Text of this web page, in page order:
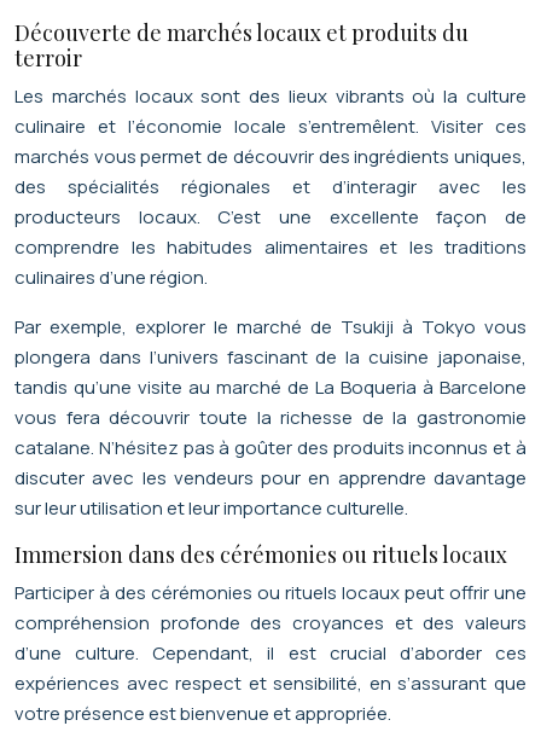
Découverte de marchés locaux et produits du
terroir
Les marchés locaux sont des lieux vibrants où la culture
culinaire et l’économie locale s’entremêlent. Visiter ces
marchés vous permet de découvrir des ingrédients uniques,
des spécialités régionales et d’interagir avec les
producteurs locaux. C’est une excellente façon de
comprendre les habitudes alimentaires et les traditions
culinaires d’une région.
Par exemple, explorer le marché de Tsukiji à Tokyo vous
plongera dans l’univers fascinant de la cuisine japonaise,
tandis qu’une visite au marché de La Boqueria à Barcelone
vous fera découvrir toute la richesse de la gastronomie
catalane. N’hésitez pas à goûter des produits inconnus et à
discuter avec les vendeurs pour en apprendre davantage
sur leur utilisation et leur importance culturelle.
Immersion dans des cérémonies ou rituels locaux
Participer à des cérémonies ou rituels locaux peut offrir une
compréhension profonde des croyances et des valeurs
d’une culture. Cependant, il est crucial d’aborder ces
expériences avec respect et sensibilité, en s’assurant que
votre présence est bienvenue et appropriée.